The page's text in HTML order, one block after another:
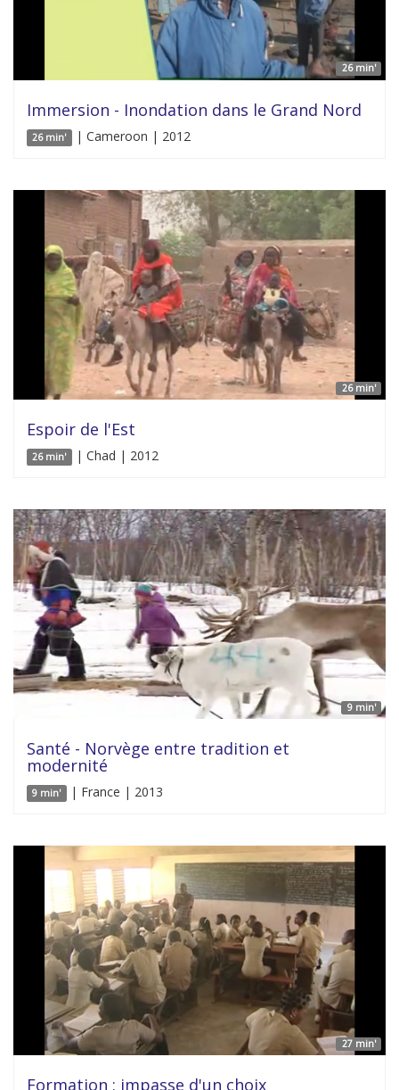
26 min'
Immersion - Inondation dans le Grand Nord
26 min' | Cameroon | 2012
26 min'
Espoir de l'Est
26 min' | Chad | 2012
9 min'
Santé - Norvège entre tradition et
modernité
9 min' | France | 2013
27 min'
Formation : impasse d'un choix